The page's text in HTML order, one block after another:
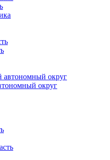
округ
округ